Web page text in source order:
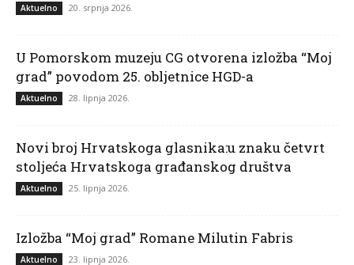
Aktuelno 20. srpnja 2026.
U Pomorskom muzeju CG otvorena izložba “Moj
grad” povodom 25. obljetnice HGD-a
Aktuelno 28. lipnja 2026.
Novi broj Hrvatskoga glasnika:u znaku četvrt
stoljeća Hrvatskoga građanskog društva
Aktuelno 25. lipnja 2026.
Izložba “Moj grad” Romane Milutin Fabris
Aktuelno 23. lipnja 2026.